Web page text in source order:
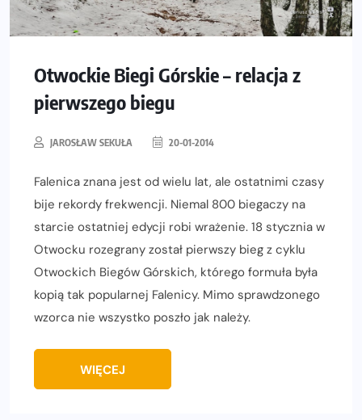
Otwockie Biegi Górskie – relacja z
pierwszego biegu
JAROSŁAW SEKUŁA 20-01-2014
Falenica znana jest od wielu lat, ale ostatnimi czasy
bije rekordy frekwencji. Niemal 800 biegaczy na
starcie ostatniej edycji robi wrażenie. 18 stycznia w
Otwocku rozegrany został pierwszy bieg z cyklu
Otwockich Biegów Górskich, którego formuła była
kopią tak popularnej Falenicy. Mimo sprawdzonego
wzorca nie wszystko poszło jak należy.
WIĘCEJ